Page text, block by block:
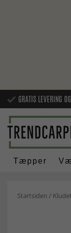
GRATIS LEVERING
Tæpper
Startsiden /